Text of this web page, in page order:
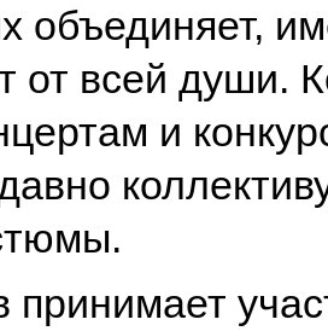
объединяет,
от всей души.
и
принимает